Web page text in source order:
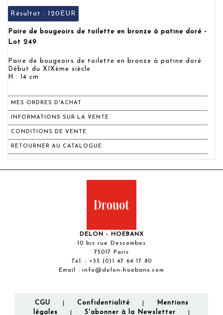
Résultat : 120EUR
Paire de bougeoirs de toilette en bronze à patine doré -
Lot 249
Paire de bougeoirs de toilette en bronze à patine doré
Début du XIXème siècle
H : 14 cm
MES ORDRES D'ACHAT
INFORMATIONS SUR LA VENTE
CONDITIONS DE VENTE
RETOURNER AU CATALOGUE
DELON - HOEBANX
10 bis rue Descombes
75017 Paris
Tél. : +33 (0)1 47 64 17 80
Email : info@delon-hoebanx.com
CGU Confidentialité
Mentions
légales
S'abonner à la Newsletter